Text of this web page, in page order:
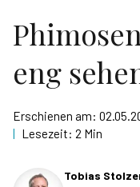
eng
Erschienen am:
| Lesezeit: 2 Min
Tobias